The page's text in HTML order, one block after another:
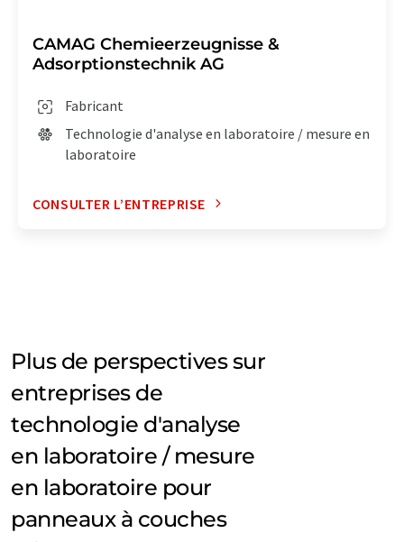
CAMAG Chemieerzeugnisse &
Adsorptionstechnik AG
Fabricant
Technologie d'analyse en laboratoire / mesure en
laboratoire
CONSULTER L’ENTREPRISE
Plus de perspectives sur
entreprises de
technologie d'analyse
en laboratoire / mesure
en laboratoire pour
panneaux à couches